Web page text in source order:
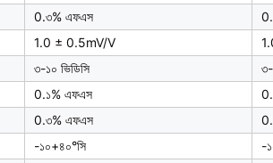
0.৩% এফএস
1.0 ± 0.5mV/V
৩-১০ ভিডিসি ৩-
0.১% এফএস
0.৩% এফএস
-১০+৪০°সি -